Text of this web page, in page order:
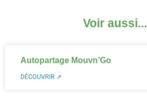
Voir aussi...
Autopartage Mouvn’Go
DÉCOUVRIR ↗